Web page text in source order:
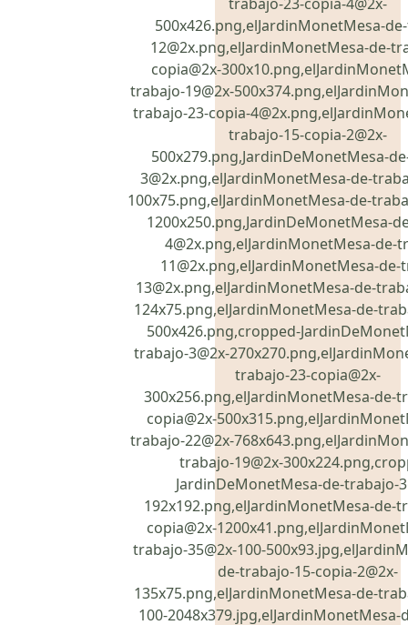
500x426.png,elJardinMonetMesa-
12@2x.png,elJardinMonetMesa-de-
copia@2x-
trabajo-19@2x-
trabajo-23-copia-
trabajo-15-copia-2@2x-
500x279.png,JardinDeMonetMesa-
3@2x.png,elJardinMonetMesa-de-
100x75.png,elJardinMonetMesa-de-
1200x250.png,JardinDeMonetMesa-
4@2x.png,elJardinMonetMesa-de-
11@2x.png,elJardinMonetMesa-
13@2x.png,elJardinMonetMesa-de-
124x75.png,elJardinMonetMesa-de-
500x426.png,cropped-
trabajo-3@2x-
trabajo-23-copia@2x-
300x256.png,elJardinMonetMesa-de-
copia@2x-
trabajo-22@2x-
trabajo-19@2x-
JardinDeMonetMesa-de-trabajo-
192x192.png,elJardinMonetMesa-de-
copia@2x-
trabajo-35@2x-100-
de-trabajo-15-copia-2@2x-
135x75.png,elJardinMonetMesa-de-
100-